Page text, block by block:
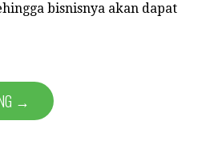
bisnisnya akan dapat
→